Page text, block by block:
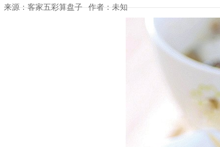
来源：客家五彩算盘子 作者：未知